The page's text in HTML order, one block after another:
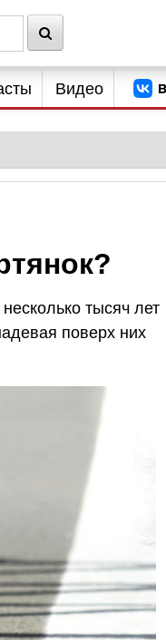
Видео
тысяч лет
поверх них